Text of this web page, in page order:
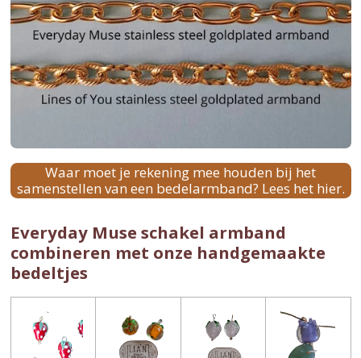
Waar moet je rekening mee houden bij het
samenstellen van een bedelarmband? Lees het hier.
Everyday Muse schakel armband
combineren met onze handgemaakte
bedeltjes